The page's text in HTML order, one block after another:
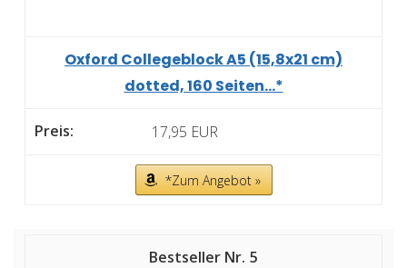
Oxford Collegeblock A5 (15,8x21 cm)
dotted, 160 Seiten...*
17,95 EUR
*Zum Angebot »
5